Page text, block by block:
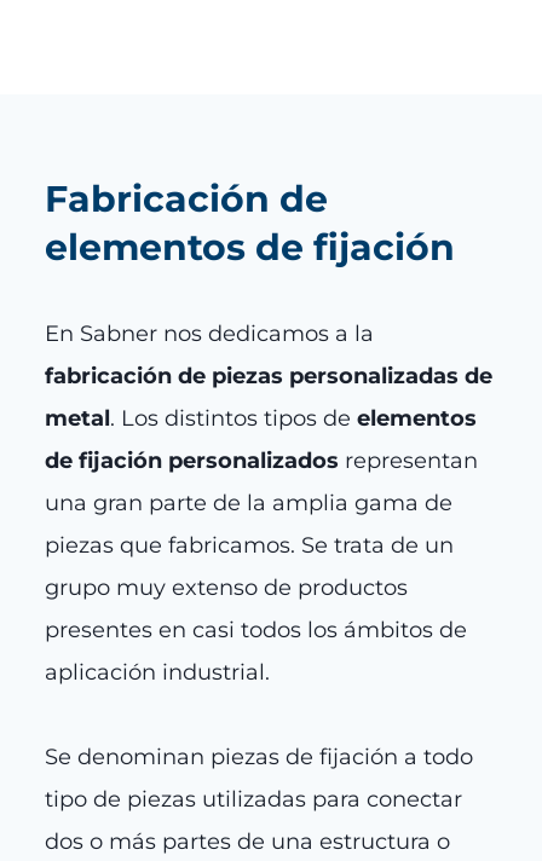
Fabricación de
elementos de fijación
En Sabner nos dedicamos a la
fabricación de piezas personalizadas de
metal. Los distintos tipos de elementos
de fijación personalizados representan
una gran parte de la amplia gama de
piezas que fabricamos. Se trata de un
grupo muy extenso de productos
presentes en casi todos los ámbitos de
aplicación industrial.
Se denominan piezas de fijación a todo
tipo de piezas utilizadas para conectar
dos o más partes de una estructura o